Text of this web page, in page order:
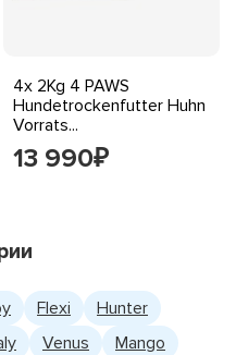
4x 2Kg 4 PAWS
Hundetrockenfutter Huhn
Vorrats...
13 990₽
Flexi
Hunter
Venus Mango